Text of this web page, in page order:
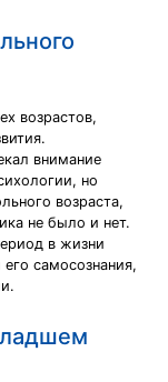
возрастов,
внимание
но
возраста,
не было и нет.
в жизни
самосознания,